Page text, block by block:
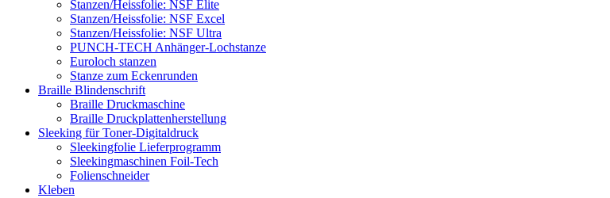
Stanzen/Heissfolie: NSF Elite
Stanzen/Heissfolie: NSF Excel
Stanzen/Heissfolie: NSF Ultra
PUNCH-TECH Anhänger-Lochstanze
Euroloch stanzen
Stanze zum Eckenrunden
Braille Blindenschrift
Braille Druckmaschine
Braille Druckplattenherstellung
Sleeking für Toner-Digitaldruck
Sleekingfolie Lieferprogramm
Sleekingmaschinen Foil-Tech
Folienschneider
Kleben